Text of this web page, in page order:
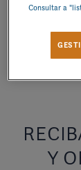
Y
Consultar a